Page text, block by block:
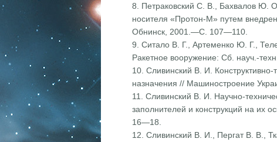
8. Петраковский С. В., Бахвалов Ю.
носителя «Протон-М» путем
Обнинск, 2001.—С. 107—110.
9. Ситало В. Г., Артеменко Ю. Г.,
Ракетное вооружение: Сб. науч.-
10. Сливинский В. И.
назначения // Машиностроение
11. Сливинский В. И. Научно-
заполнителей и конструкций на
16—18.
12. Сливинский В. И., Пергат В. В.,